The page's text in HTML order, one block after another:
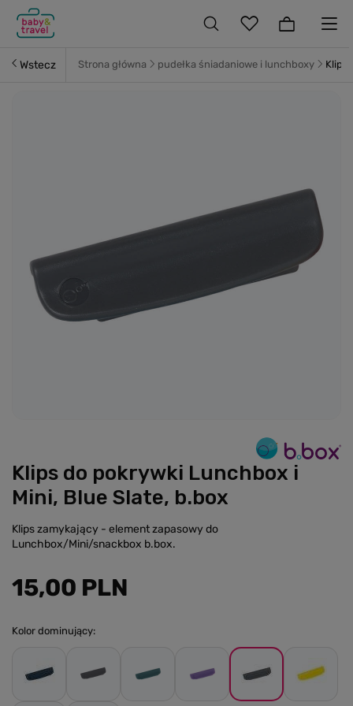
Wstecz Strona główna pudełka śniadaniowe i lunchboxy Klips
Klips do pokrywki Lunchbox i
Mini, Blue Slate, b.box
Klips zamykający - element zapasowy do
Lunchbox/Mini/snackbox b.box.
15,00 PLN
Kolor dominujący